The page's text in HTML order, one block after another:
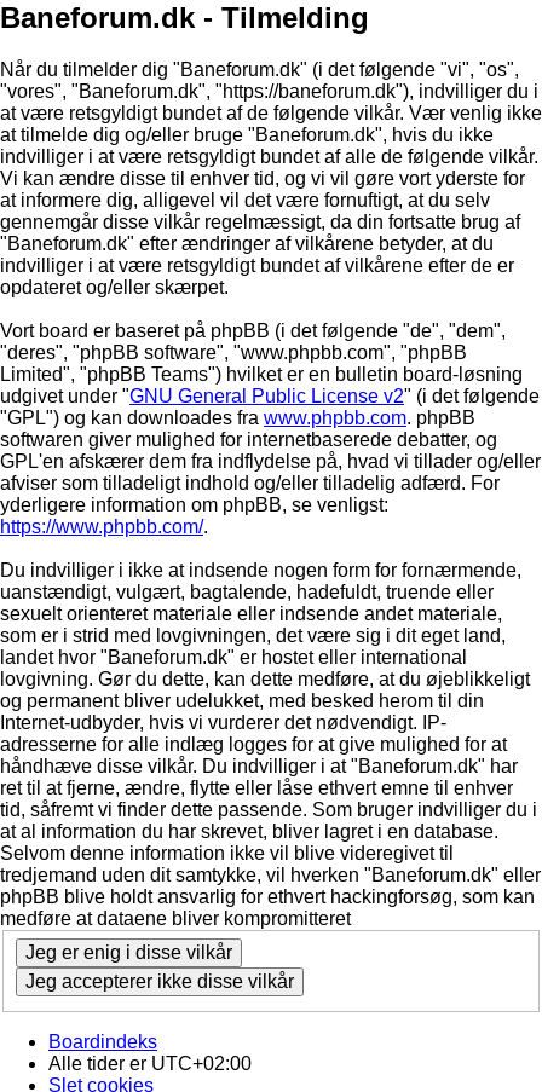
Baneforum.dk - Tilmelding
Når du tilmelder dig "Baneforum.dk" (i det følgende "vi", "os",
"vores", "Baneforum.dk", "https://baneforum.dk"), indvilliger du i
at være retsgyldigt bundet af de følgende vilkår. Vær venlig ikke
at tilmelde dig og/eller bruge "Baneforum.dk", hvis du ikke
indvilliger i at være retsgyldigt bundet af alle de følgende vilkår.
Vi kan ændre disse til enhver tid, og vi vil gøre vort yderste for
at informere dig, alligevel vil det være fornuftigt, at du selv
gennemgår disse vilkår regelmæssigt, da din fortsatte brug af
"Baneforum.dk" efter ændringer af vilkårene betyder, at du
indvilliger i at være retsgyldigt bundet af vilkårene efter de er
opdateret og/eller skærpet.
Vort board er baseret på phpBB (i det følgende "de", "dem",
"deres", "phpBB software", "www.phpbb.com", "phpBB
Limited", "phpBB Teams") hvilket er en bulletin board-løsning
udgivet under "GNU General Public License v2" (i det følgende
"GPL") og kan downloades fra www.phpbb.com. phpBB
softwaren giver mulighed for internetbaserede debatter, og
GPL'en afskærer dem fra indflydelse på, hvad vi tillader og/eller
afviser som tilladeligt indhold og/eller tilladelig adfærd. For
yderligere information om phpBB, se venligst:
https://www.phpbb.com/.
Du indvilliger i ikke at indsende nogen form for fornærmende,
uanstændigt, vulgært, bagtalende, hadefuldt, truende eller
sexuelt orienteret materiale eller indsende andet materiale,
som er i strid med lovgivningen, det være sig i dit eget land,
landet hvor "Baneforum.dk" er hostet eller international
lovgivning. Gør du dette, kan dette medføre, at du øjeblikkeligt
og permanent bliver udelukket, med besked herom til din
Internet-udbyder, hvis vi vurderer det nødvendigt. IP-
adresserne for alle indlæg logges for at give mulighed for at
håndhæve disse vilkår. Du indvilliger i at "Baneforum.dk" har
ret til at fjerne, ændre, flytte eller låse ethvert emne til enhver
tid, såfremt vi finder dette passende. Som bruger indvilliger du i
at al information du har skrevet, bliver lagret i en database.
Selvom denne information ikke vil blive videregivet til
tredjemand uden dit samtykke, vil hverken "Baneforum.dk" eller
phpBB blive holdt ansvarlig for ethvert hackingforsøg, som kan
medføre at dataene bliver kompromitteret
Boardindeks
Alle tider er UTC+02:00
Slet cookies